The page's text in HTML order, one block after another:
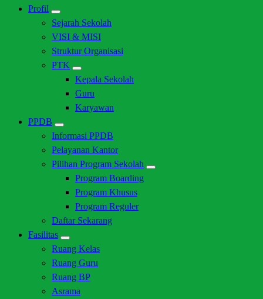
Profil
Sejarah Sekolah
VISI & MISI
Struktur Organisasi
PTK
Kepala Sekolah
Guru
Karyawan
PPDB
Informasi PPDB
Pelayanan Kantor
Pilihan Program Sekolah
Program Boarding
Program Khusus
Program Reguler
Daftar Sekarang
Fasilitas
Ruang Kelas
Ruang Guru
Ruang BP
Asrama